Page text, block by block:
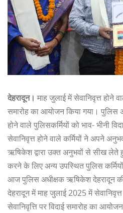
देहरादून। माह जुलाई में सेवानिवृत्त होने
समारोह का आयोजन किया गया। पुलिस
होने वाले पुलिसकर्मियों को भाव- भीनी
सेवानिवृत्त होने वाले कर्मियों ने अपने
ऋषिकेश द्वारा उक्त अनुभवों से सीख लेते
करने के लिए अन्य उपस्थित पुलिस
आज पुलिस अधीक्षक ऋषिकेश देहरादून
देहरादून में माह जुलाई 2025 में
सेवानिवृत्ति पर विदाई समारोह का